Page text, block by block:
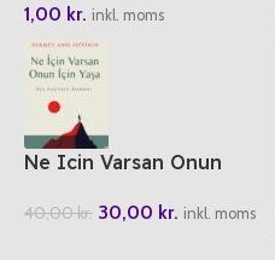
1,00 kr. inkl. moms
Ne Icin Varsan Onun
40,00kr. 30,00 kr. inkl. moms